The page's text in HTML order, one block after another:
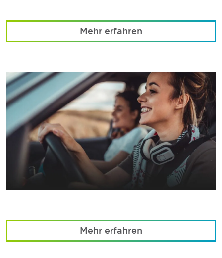
Mehr erfahren
Mehr erfahren